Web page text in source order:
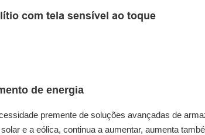
com tela sensível ao toque
de energia
premente de soluções avançadas de
e a eólica, continua a aumentar, aumenta